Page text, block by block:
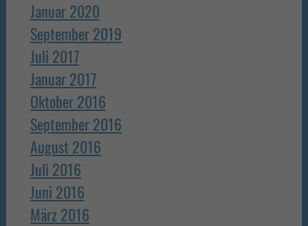
Januar 2020
September 2019
Juli 2017
Januar 2017
Oktober 2016
September 2016
August 2016
Juli 2016
Juni 2016
März 2016